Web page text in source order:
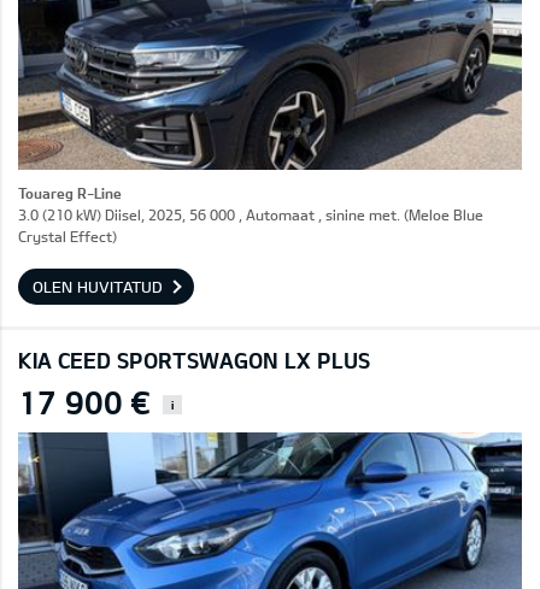
Touareg R-Line
3.0 (210 kW) Diisel, 2025, 56 000 , Automaat , sinine met. (Meloe Blue
Crystal Effect)
OLEN HUVITATUD
KIA CEED SPORTSWAGON LX PLUS
17 900 € i